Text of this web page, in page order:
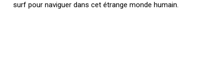
surf pour naviguer dans cet étrange monde humain.